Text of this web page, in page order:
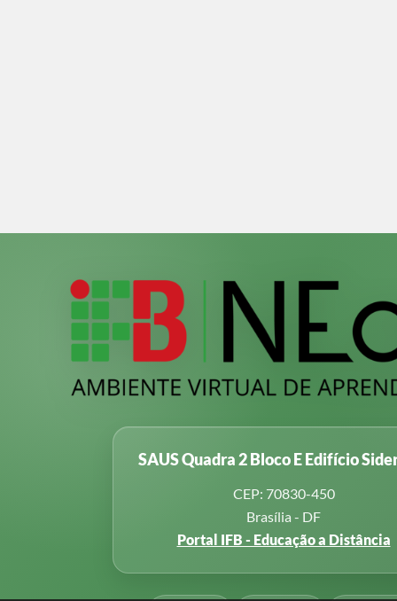
SAUS Quadra 2 Bloco E Edifício
CEP: 70830-450
Brasília - DF
Portal IFB - Educação a Distância